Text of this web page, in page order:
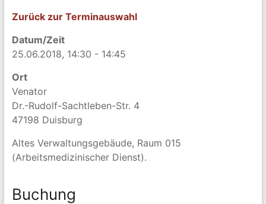
Zurück zur Terminauswahl
Datum/Zeit
25.06.2018, 14:30 - 14:45
Ort
Venator
Dr.-Rudolf-Sachtleben-Str. 4
47198 Duisburg
Altes Verwaltungsgebäude, Raum 015
(Arbeitsmedizinischer Dienst).
Buchung